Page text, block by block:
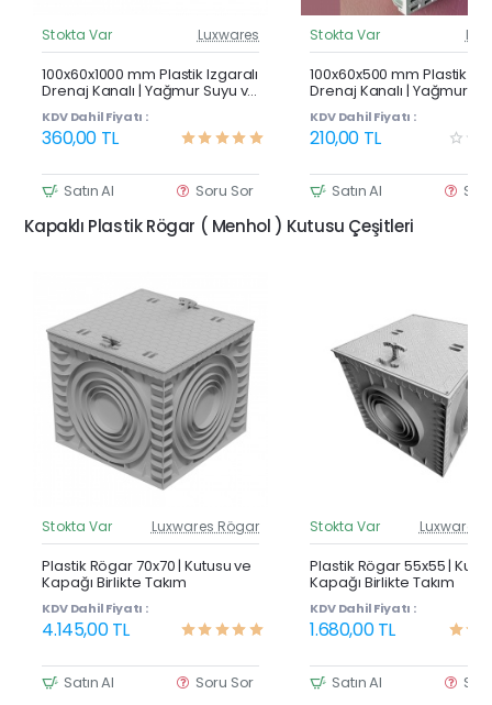
Güncel Fiyat
Çok Satan
Stokta Var Luxwares
100x60x1000 mm Plastik Izgaralı
Drenaj Kanalı | Yağmur Suyu ve
Havuz Kenarı Oluğu
KDV Dahil Fiyatı :
360,00 TL
Satın Al Soru Sor
Stokta Var
100x60x500 mm Plastik
Drenaj Kanalı | Yağmur
Havuz Kenarı Oluğu
KDV Dahil Fiyatı :
210,00 TL
Satın Al
Kapaklı Plastik Rögar ( Menhol ) Kutusu Çeşitleri
Güncel Fiyat
Yeni Ürün
Stokta Var Luxwares Rögar
Plastik Rögar 70x70 | Kutusu ve
Kapağı Birlikte Takım
KDV Dahil Fiyatı :
4.145,00 TL
Satın Al Soru Sor
Stokta Var Luxwares
Plastik Rögar 55x55 |
Kapağı Birlikte Takım
KDV Dahil Fiyatı :
1.680,00 TL
Satın Al